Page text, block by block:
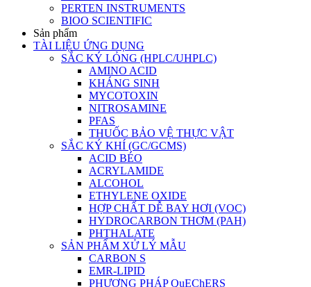
PERTEN INSTRUMENTS
BIOO SCIENTIFIC
Sản phẩm
TÀI LIỆU ỨNG DỤNG
SẮC KÝ LỎNG (HPLC/UHPLC)
AMINO ACID
KHÁNG SINH
MYCOTOXIN
NITROSAMINE
PFAS
THUỐC BẢO VỆ THỰC VẬT
SẮC KÝ KHÍ (GC/GCMS)
ACID BÉO
ACRYLAMIDE
ALCOHOL
ETHYLENE OXIDE
HỢP CHẤT DỄ BAY HƠI (VOC)
HYDROCARBON THƠM (PAH)
PHTHALATE
SẢN PHẨM XỬ LÝ MẪU
CARBON S
EMR-LIPID
PHƯƠNG PHÁP QuEChERS